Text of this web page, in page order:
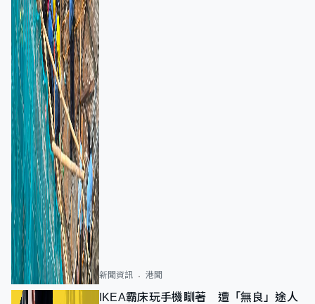
新聞資訊 港聞
IKEA霸床玩手機瞓著 遭「無良」途人